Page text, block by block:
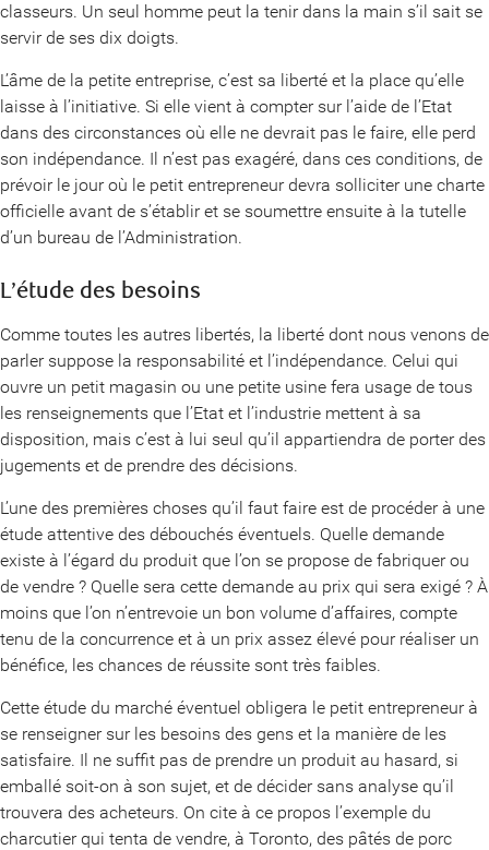
classeurs. Un seul homme peut la tenir dans la main s’il sait se
servir de ses dix doigts.
L’âme de la petite entreprise, c’est sa liberté et la place qu’elle
laisse à l’initiative. Si elle vient à compter sur l’aide de l’Etat
dans des circonstances où elle ne devrait pas le faire, elle perd
son indépendance. Il n’est pas exagéré, dans ces conditions, de
prévoir le jour où le petit entrepreneur devra solliciter une charte
officielle avant de s’établir et se soumettre ensuite à la tutelle
d’un bureau de l’Administration.
L’étude des besoins
Comme toutes les autres libertés, la liberté dont nous venons de
parler suppose la responsabilité et l’indépendance. Celui qui
ouvre un petit magasin ou une petite usine fera usage de tous
les renseignements que l’Etat et l’industrie mettent à sa
disposition, mais c’est à lui seul qu’il appartiendra de porter des
jugements et de prendre des décisions.
L’une des premières choses qu’il faut faire est de procéder à une
étude attentive des débouchés éventuels. Quelle demande
existe à l’égard du produit que l’on se propose de fabriquer ou
de vendre ? Quelle sera cette demande au prix qui sera exigé ? À
moins que l’on n’entrevoie un bon volume d’affaires, compte
tenu de la concurrence et à un prix assez élevé pour réaliser un
bénéfice, les chances de réussite sont très faibles.
Cette étude du marché éventuel obligera le petit entrepreneur à
se renseigner sur les besoins des gens et la manière de les
satisfaire. Il ne suffit pas de prendre un produit au hasard, si
emballé soit-on à son sujet, et de décider sans analyse qu’il
trouvera des acheteurs. On cite à ce propos l’exemple du
charcutier qui tenta de vendre, à Toronto, des pâtés de porc